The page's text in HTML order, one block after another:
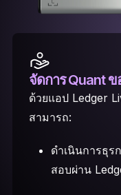
จัดการ Quant
ด้วยแอป Ledger
สามารถ:
ดำเนินการธุร
สอบผ่าน